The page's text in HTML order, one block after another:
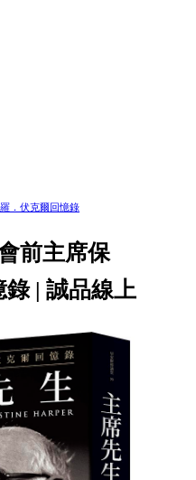
．伏克爾回憶錄
前主席保
| 誠品線上